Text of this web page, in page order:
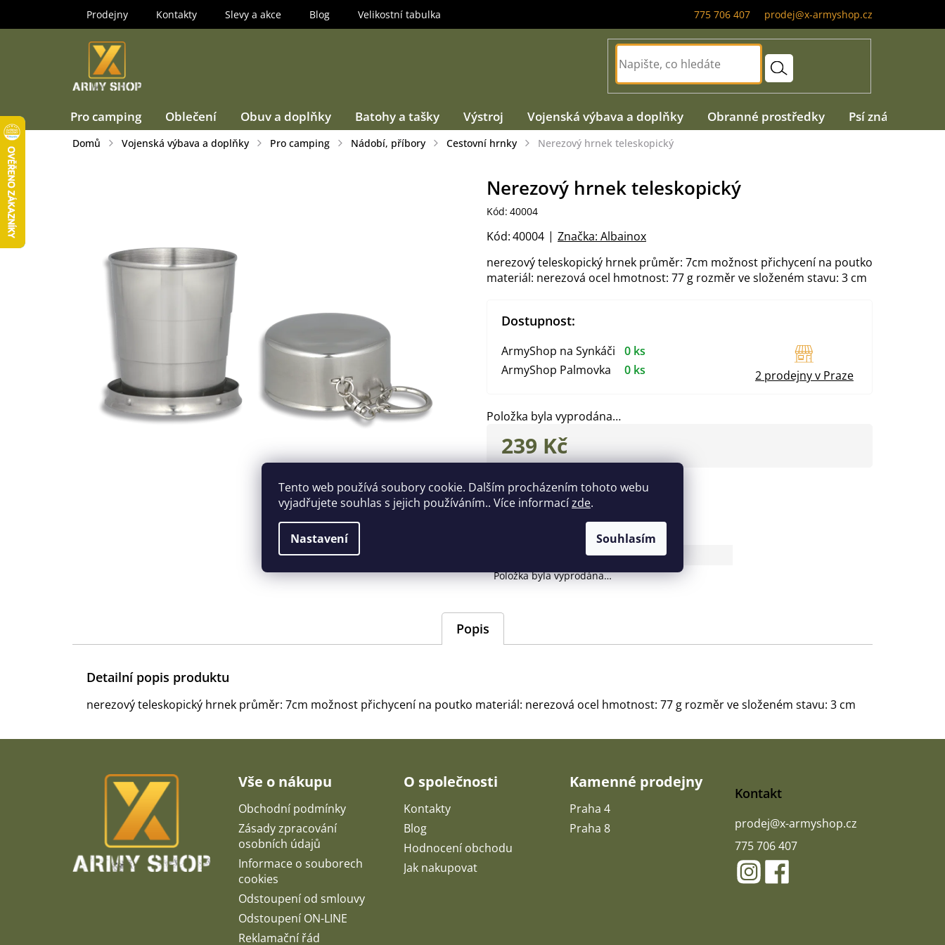
Tento web používá soubory cookie. Dalším procházením tohoto webu
vyjadřujete souhlas s jejich používáním.. Více informacízde.
Nastavení Souhlasím
775 706 407 prodej@x-armyshop.cz
Prodejny Kontakty Slevy a akce Blog Velikostní tabulka
Pro camping Oblečení Obuv a doplňky Batohy a tašky Výstroj Vojenská výbava a doplňky Obranné prostředky Psí známky
Domů Vojenská výbava a doplňky Pro camping Nádobí, příbory Cestovní hrnky Nerezový hrnek teleskopický
Položka byla vyprodána…
nerezový teleskopický hrnek průměr: 7cm možnost přichycení na poutko
materiál: nerezová ocel hmotnost: 77 g rozměr ve složeném stavu: 3 cm
Zeptat se Hlídat
Doplňkové parametry
8435119751024
Položka byla vyprodána…
Nerezový hrnek teleskopický
Kód: 40004
Značka: Albainox
Kód:40004
239 Kč
Měrná
Dostupnost:
ArmyShop na Synkáči
0 ks
ArmyShop Palmovka
0 ks 2 prodejny v Praze
Popis
Detailní popis produktu
nerezový teleskopický hrnek průměr: 7cm možnost přichycení na poutko materiál: nerezová ocel hmotnost: 77 g rozměr ve složeném stavu: 3 cm
Z
Vše o nákupu
Obchodní podmínky
Zásady zpracování
osobních údajů
Informace o souborech
cookies
Odstoupení od smlouvy
Odstoupení ON-LINE
Reklamační řád
O společnosti
Kontakty
Blog
Hodnocení obchodu
Jak nakupovat
Kamenné prodejny
Praha 4
Praha 8
Kontakt
prodej@x-armyshop.cz
775 706 407